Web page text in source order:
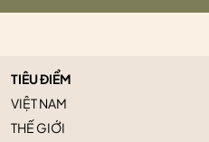
TIÊU ĐIỂM
VIỆT NAM
THẾ GIỚI